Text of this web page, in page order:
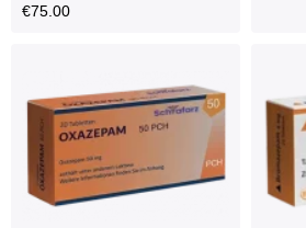
€75.00